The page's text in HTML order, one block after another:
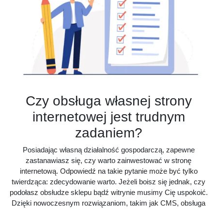
Czy obsługa własnej strony
internetowej jest trudnym
zadaniem?
Posiadając własną działalność gospodarczą, zapewne
zastanawiasz się, czy warto zainwestować w stronę
internetową. Odpowiedź na takie pytanie może być tylko
twierdząca: zdecydowanie warto. Jeżeli boisz się jednak, czy
podołasz obsłudze sklepu bądź witrynie musimy Cię uspokoić.
Dzięki nowoczesnym rozwiązaniom, takim jak CMS, obsługa